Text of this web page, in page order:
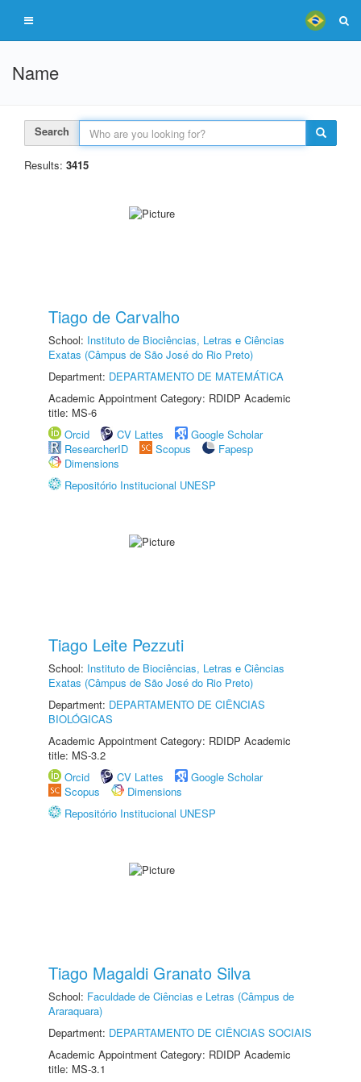
Name
Search
Results: 3415
Tiago de Carvalho
School: Instituto de Biociências, Letras e Ciências
Exatas (Câmpus de São José do Rio Preto)
Department: DEPARTAMENTO DE MATEMÁTICA
Academic Appointment Category: RDIDP Academic
title: MS-6
Orcid
CV Lattes
Google Scholar
ResearcherID
Scopus
Fapesp
Dimensions
Repositório Institucional UNESP
Tiago Leite Pezzuti
School: Instituto de Biociências, Letras e Ciências
Exatas (Câmpus de São José do Rio Preto)
Department: DEPARTAMENTO DE CIÊNCIAS
BIOLÓGICAS
Academic Appointment Category: RDIDP Academic
title: MS-3.2
Orcid
CV Lattes
Google Scholar
Scopus
Dimensions
Repositório Institucional UNESP
Tiago Magaldi Granato Silva
School: Faculdade de Ciências e Letras (Câmpus de
Araraquara)
Department: DEPARTAMENTO DE CIÊNCIAS SOCIAIS
Academic Appointment Category: RDIDP Academic
title: MS-3.1